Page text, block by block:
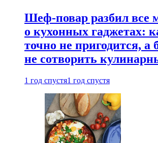
Шеф-повар разбил все
о кухонных гаджетах:
точно не пригодится, а
не сотворить
1 год спустя1 год спустя